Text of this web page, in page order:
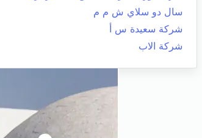
سال دو سلاي ش م م
شركة سعيدة س أ
شركة الاب